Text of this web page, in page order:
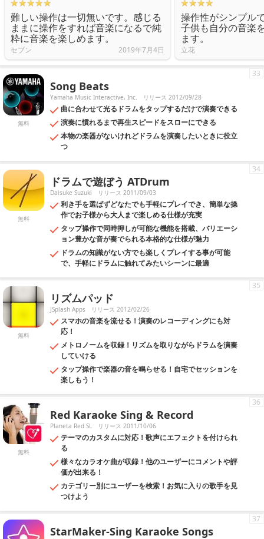
難しい操作は一切無いです。感じる
ままに操作をすれば音楽になるで純
粋に音楽を楽しめます。
セブン 2019年7月4日
操作性がシンプル
子供も自分の音楽
ます。
立花
無料
Song Beats
Yamaha Music Interactive, Inc. リリース 2012/09/28
曲に合わせて光るドラムをタップするだけで演奏できる
演奏に慣れるまで再生スピードをスローにできる
本物の楽器がないけれどドラムを演奏したいときに役立
つ
33
無料
ドラムで遊ぼう ATDrum
Daisuke Suzuki リリース 2011/09/03
利き手を選ばずどなたでも手軽にプレイでき、簡単な操
作でお子様から大人まで楽しめる仕様が充実
タップ操作で同時押しが可能な機能を搭載、バリエーシ
ョン豊かな音が奏でられる本格的な仕様が魅力
ドラムの知識がない方でも楽しくプレイする事が可能
で、手軽にドラムに触れてみたいシーンに最適
34
無料
リズムパッド
JSplash Apps リリース 2012/02/26
スマホの音楽を流せる！演奏のレコーディングにも対
応！
メトロノームを収録！リズムを取りながらドラムを演奏
していける
タップ操作で楽器の音を鳴らせる！自宅でセッションを
楽しもう！
35
無料
Red Karaoke Sing & Record
Planeta Red SL リリース 2011/10/06
テーマのカスタムに対応！歌声にエフェクトを付けられ
る
様々なカラオケ曲が収録！他のユーザーにコメントや評
価が出来る！
カテゴリー別にユーザーを検索！お気に入りの歌手を見
つけよう
36
StarMaker-Sing Karaoke Songs
37